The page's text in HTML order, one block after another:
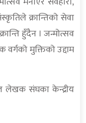
क्रान्तिको सेवा
हुँदैन । जन्मोत्सव
वर्गको मुक्तिको उद्दाम
संघका केन्द्रीय